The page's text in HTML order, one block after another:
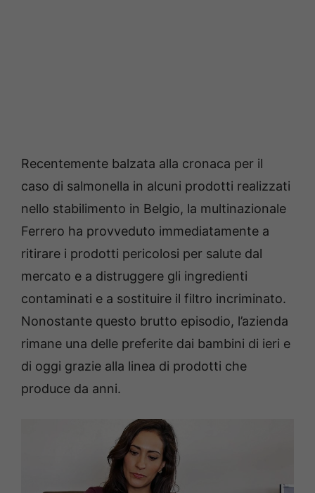
Recentemente balzata alla cronaca per il
caso di salmonella in alcuni prodotti realizzati
nello stabilimento in Belgio, la multinazionale
Ferrero ha provveduto immediatamente a
ritirare i prodotti pericolosi per salute dal
mercato e a distruggere gli ingredienti
contaminati e a sostituire il filtro incriminato.
Nonostante questo brutto episodio, l’azienda
rimane una delle preferite dai bambini di ieri e
di oggi grazie alla linea di prodotti che
produce da anni.